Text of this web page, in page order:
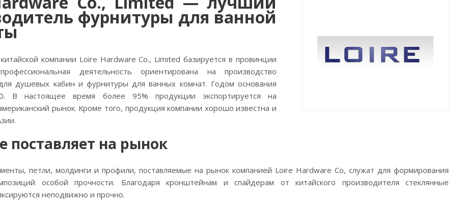
фурнитуры для ванной
компании Loire Hardware Co., Limited базируется в провинции
деятельность ориентирована на производство
душевых кабин и фурнитуры для ванных комнат. Годом основания
В настоящее время более 95% продукции экспортируется на
рынок. Кроме того, продукция компании хорошо известна и
поставляет на рынок
петли, молдинги и профили, поставляемые на рынок компанией Loire Hardware Co, служат для формирования
особой прочности. Благодаря кронштейнам и спайдерам от китайского производителя стеклянные
неподвижно и прочно.